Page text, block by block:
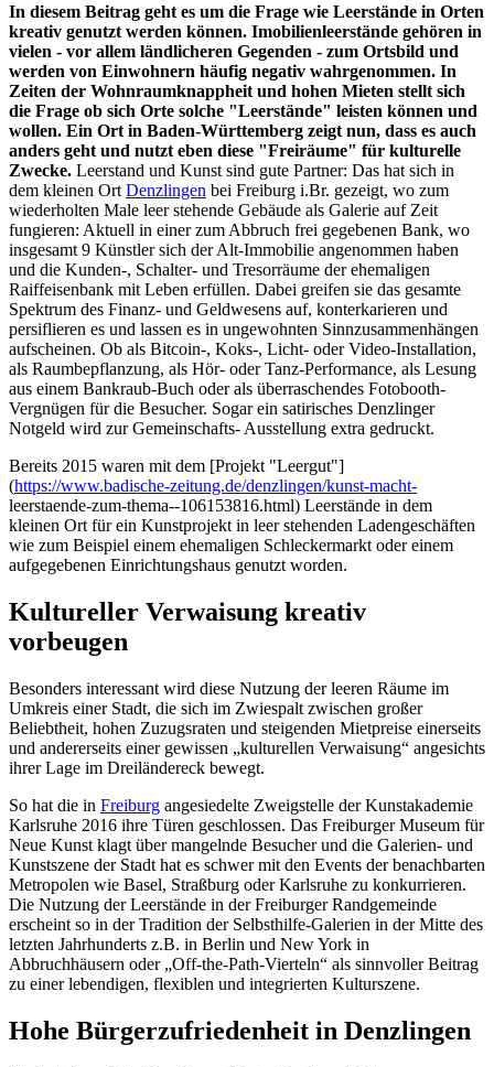
In diesem Beitrag geht es um die Frage wie Leerstände in Orten
kreativ genutzt werden können. Imobilienleerstände gehören in
vielen - vor allem ländlicheren Gegenden - zum Ortsbild und
werden von Einwohnern häufig negativ wahrgenommen. In
Zeiten der Wohnraumknappheit und hohen Mieten stellt sich
die Frage ob sich Orte solche "Leerstände" leisten können und
wollen. Ein Ort in Baden-Württemberg zeigt nun, dass es auch
anders geht und nutzt eben diese "Freiräume" für kulturelle
Zwecke. Leerstand und Kunst sind gute Partner: Das hat sich in
dem kleinen OrtDenzlingen bei Freiburg i.Br. gezeigt, wo zum
wiederholten Male leer stehende Gebäude als Galerie auf Zeit
fungieren: Aktuell in einer zum Abbruch frei gegebenen Bank, wo
insgesamt 9 Künstler sich der Alt-Immobilie angenommen haben
und die Kunden-, Schalter- und Tresorräume der ehemaligen
Raiffeisenbank mit Leben erfüllen. Dabei greifen sie das gesamte
Spektrum des Finanz- und Geldwesens auf, konterkarieren und
persiflieren es und lassen es in ungewohnten Sinnzusammenhängen
aufscheinen. Ob als Bitcoin-, Koks-, Licht- oder Video-Installation,
als Raumbepflanzung, als Hör- oder Tanz-Performance, als Lesung
aus einem Bankraub-Buch oder als überraschendes Fotobooth-
Vergnügen für die Besucher. Sogar ein satirisches Denzlinger
Notgeld wird zur Gemeinschafts- Ausstellung extra gedruckt.
Bereits 2015 waren mit dem [Projekt "Leergut"]
(https://www.badische-zeitung.de/denzlingen/kunst-macht-
leerstaende-zum-thema--106153816.html) Leerstände in dem
kleinen Ort für ein Kunstprojekt in leer stehenden Ladengeschäften
wie zum Beispiel einem ehemaligen Schleckermarkt oder einem
aufgegebenen Einrichtungshaus genutzt worden.
Kultureller Verwaisung kreativ
vorbeugen
Besonders interessant wird diese Nutzung der leeren Räume im
Umkreis einer Stadt, die sich im Zwiespalt zwischen großer
Beliebtheit, hohen Zuzugsraten und steigenden Mietpreise einerseits
und andererseits einer gewissen „kulturellen Verwaisung“ angesichts
ihrer Lage im Dreiländereck bewegt.
So hat die in Freiburg angesiedelte Zweigstelle der Kunstakademie
Karlsruhe 2016 ihre Türen geschlossen. Das Freiburger Museum für
Neue Kunst klagt über mangelnde Besucher und die Galerien- und
Kunstszene der Stadt hat es schwer mit den Events der benachbarten
Metropolen wie Basel, Straßburg oder Karlsruhe zu konkurrieren.
Die Nutzung der Leerstände in der Freiburger Randgemeinde
erscheint so in der Tradition der Selbsthilfe-Galerien in der Mitte des
letzten Jahrhunderts z.B. in Berlin und New York in
Abbruchhäusern oder „Off-the-Path-Vierteln“ als sinnvoller Beitrag
zu einer lebendigen, flexiblen und integrierten Kulturszene.
Hohe Bürgerzufriedenheit in Denzlingen